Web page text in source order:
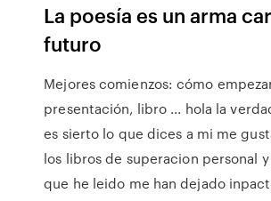
La poesía es un arma
futuro
Mejores comienzos: cómo
presentación, libro ... hola la
es sierto lo que dices a mi me
los libros de superacion personal
que he leido me han dejado